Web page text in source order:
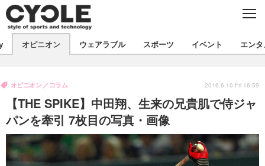
C
製品/用品
衣類
飲食
バックナンバー
コラム
インプレ
ボイス
デバイス
ビジネス
国内
海外
スポーツ
短信
まとめ
選手
写真
イベント
試乗会
スポーツ
エンタメ
オピニオン ウェアラブル スポーツ イベント エンタ
【THE SPIKE】中田翔、生来の兄貴肌で侍ジャ
パンを牽引 7枚目の写真・画像
オピニオン コラム 2016.6.10 Fri 16:59